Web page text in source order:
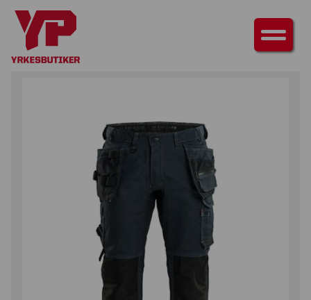
HEM UNDERDELAR